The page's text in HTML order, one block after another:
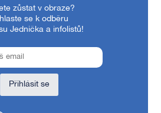
zůstat v obraze?
se k odběru
Jednička a infolistů!
Přihlásit se